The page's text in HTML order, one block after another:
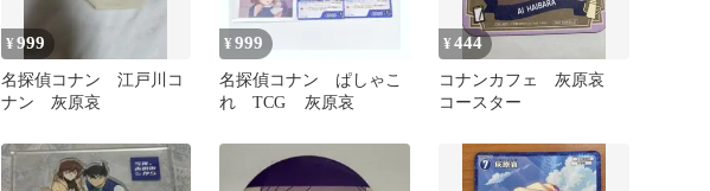
¥999
名探偵コナン 江戸川コ
ナン 灰原哀
¥999
名探偵コナン ぱしゃこ
れ TCG︎ ︎ ︎ ︎ ︎灰原哀
¥444
コナンカフェ 灰原哀
コースター